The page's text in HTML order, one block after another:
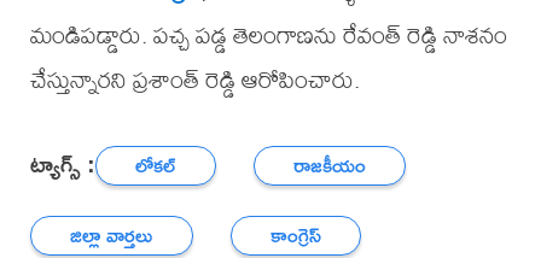
మండిపడ్డారు. పచ్చ పడ్డ తెలంగాణను రేవంత్ రెడ్డి నాశనం
చేస్తున్నారని ప్రశాంత్ రెడ్డి ఆరోపించారు.
ట్యాగ్స్ : లోకల్
రాజకీయం
జిల్లా వార్తలు
కాంగ్రెస్